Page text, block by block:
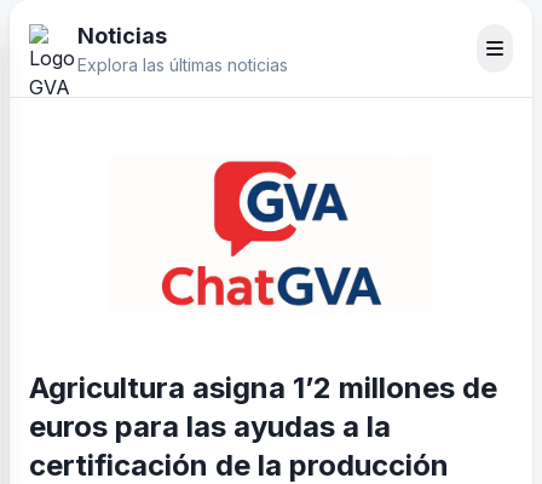
Noticias
Explora las últimas noticias
Agricultura asigna 1’2 millones de
euros para las ayudas a la
certificación de la producción